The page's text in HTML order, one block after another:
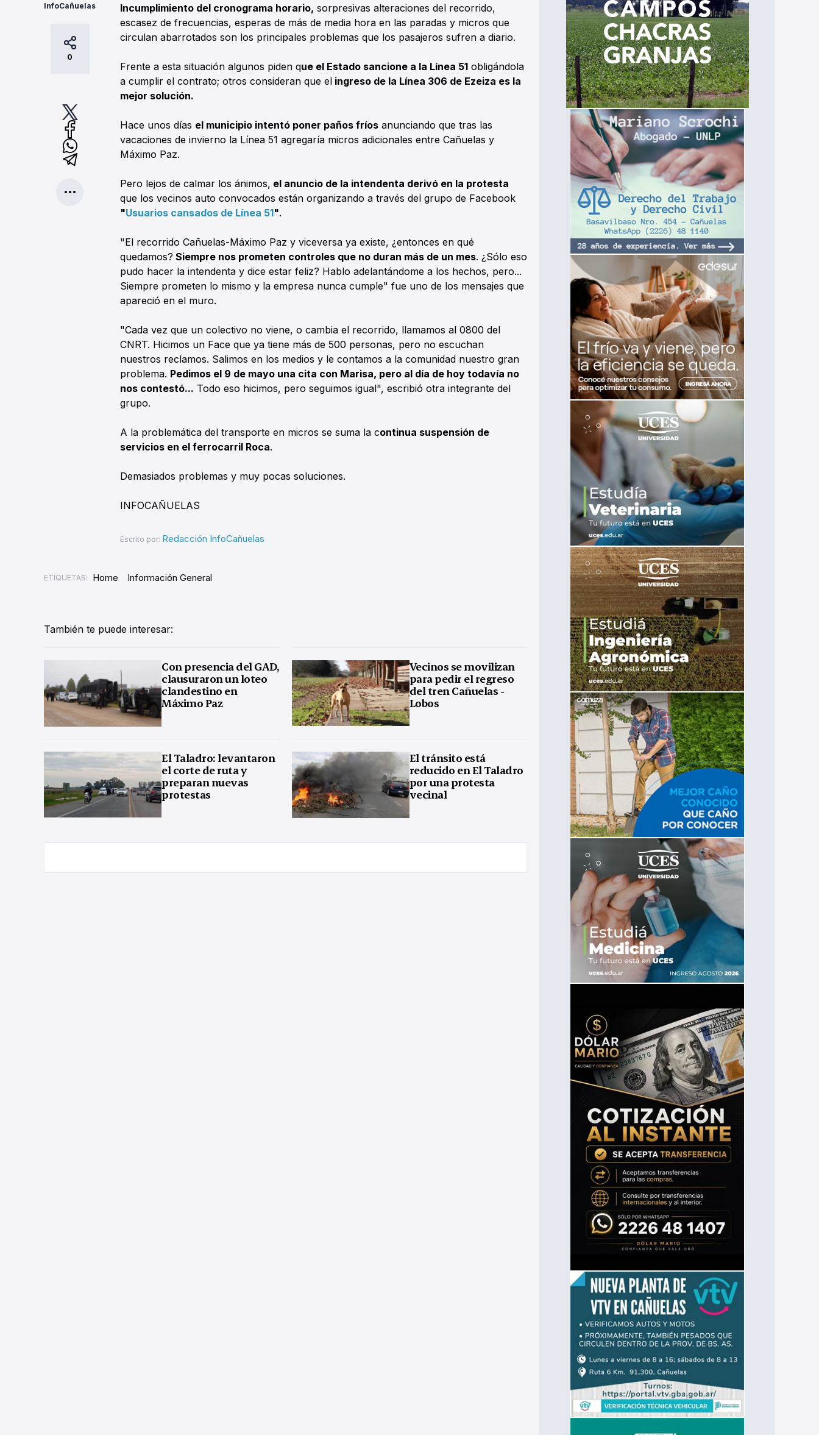
InfoCañuelas
0
Incumplimiento del cronograma horario, sorpresivas alteraciones del recorrido,
escasez de frecuencias, esperas de más de media hora en las paradas y micros que
circulan abarrotados son los principales problemas que los pasajeros sufren a diario.
Frente a esta situación algunos piden que el Estado sancione a la Línea 51 obligándola
a cumplir el contrato; otros consideran que el ingreso de la Línea 306 de Ezeiza es la
mejor solución.
Hace unos días el municipio intentó poner paños fríos anunciando que tras las
vacaciones de invierno la Línea 51 agregaría micros adicionales entre Cañuelas y
Máximo Paz.
Pero lejos de calmar los ánimos, el anuncio de la intendenta derivó en la protesta
que los vecinos auto convocados están organizando a través del grupo de Facebook
"Usuarios cansados de Línea 51".
"El recorrido Cañuelas-Máximo Paz y viceversa ya existe, ¿entonces en qué
quedamos? Siempre nos prometen controles que no duran más de un mes. ¿Sólo eso
pudo hacer la intendenta y dice estar feliz? Hablo adelantándome a los hechos, pero...
Siempre prometen lo mismo y la empresa nunca cumple" fue uno de los mensajes que
apareció en el muro.
"Cada vez que un colectivo no viene, o cambia el recorrido, llamamos al 0800 del
CNRT. Hicimos un Face que ya tiene más de 500 personas, pero no escuchan
nuestros reclamos. Salimos en los medios y le contamos a la comunidad nuestro gran
problema. Pedimos el 9 de mayo una cita con Marisa, pero al día de hoy todavía no
nos contestó... Todo eso hicimos, pero seguimos igual", escribió otra integrante del
grupo.
A la problemática del transporte en micros se suma la continua suspensión de
servicios en el ferrocarril Roca.
Demasiados problemas y muy pocas soluciones.
INFOCAÑUELAS
Escrito por: Redacción InfoCañuelas
ETIQUETAS: Home Información General
También te puede interesar:
Con presencia del GAD,
clausuraron un loteo
clandestino en
Máximo Paz
Vecinos se movilizan
para pedir el regreso
del tren Cañuelas -
Lobos
El Taladro: levantaron
el corte de ruta y
preparan nuevas
protestas
El tránsito está
reducido en El Taladro
por una protesta
vecinal